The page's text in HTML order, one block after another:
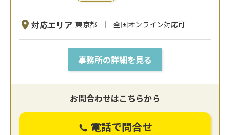
対応エリア 東京都 全国オンライン対応可
事務所の詳細を見る
お問合わせはこちらから
電話で問合せ